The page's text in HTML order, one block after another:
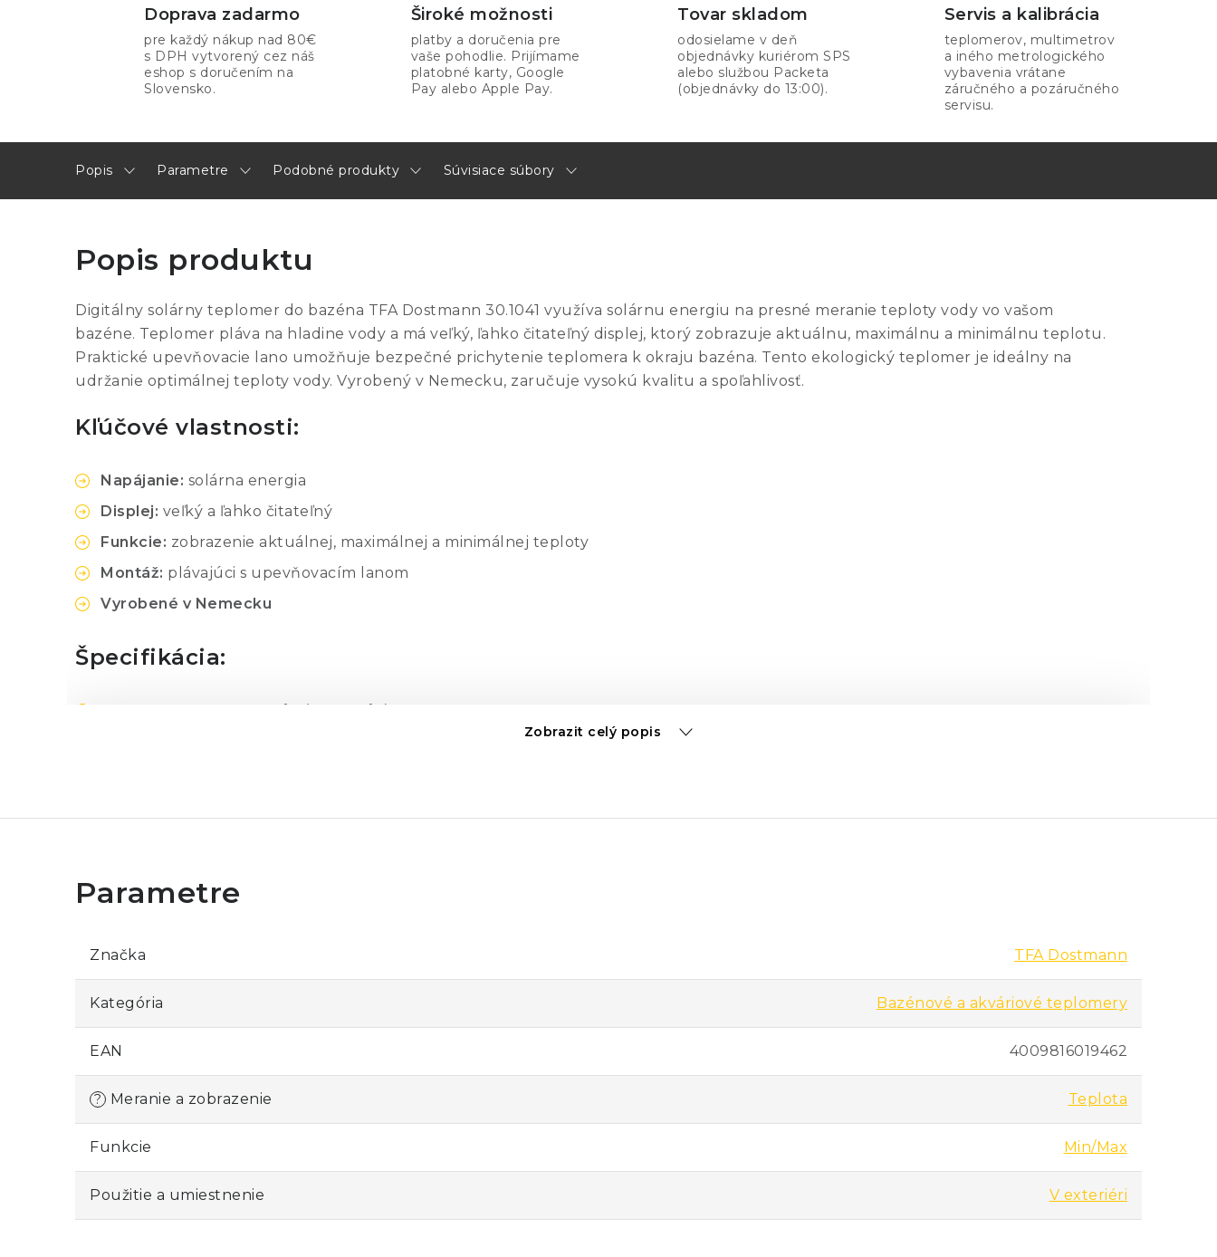
Doprava zadarmo
pre každý nákup nad 80€
s DPH vytvorený cez náš
eshop s doručením na
Slovensko.
Široké možnosti
platby a doručenia pre
vaše pohodlie. Prijímame
platobné karty, Google
Pay alebo Apple Pay.
Tovar skladom
odosielame v deň
objednávky kuriérom SPS
alebo službou Packeta
(objednávky do 13:00).
Servis a kalibrácia
teplomerov, multimetrov
a iného metrologického
vybavenia vrátane
záručného a pozáručného
servisu.
Popis Parametre Podobné produkty Súvisiace súbory
Popis produktu
Digitálny solárny teplomer do bazéna TFA Dostmann 30.1041 využíva solárnu energiu na presné meranie teploty vody vo vašom
bazéne. Teplomer pláva na hladine vody a má veľký, ľahko čitateľný displej, ktorý zobrazuje aktuálnu, maximálnu a minimálnu teplotu.
Praktické upevňovacie lano umožňuje bezpečné prichytenie teplomera k okraju bazéna. Tento ekologický teplomer je ideálny na
udržanie optimálnej teploty vody. Vyrobený v Nemecku, zaručuje vysokú kvalitu a spoľahlivosť.
Kľúčové vlastnosti:
Napájanie: solárna energia
Displej: veľký a ľahko čitateľný
Funkcie: zobrazenie aktuálnej, maximálnej a minimálnej teploty
Montáž: plávajúci s upevňovacím lanom
Vyrobené v Nemecku
Špecifikácia:
-20...+50°C (-4...+122°F)
Zobrazit celý popis
Značka TFA Dostmann
Kategória Bazénové a akváriové teplomery
EAN 4009816019462
? Meranie a zobrazenie Teplota
Funkcie Min/Max
Použitie a umiestnenie V exteriéri